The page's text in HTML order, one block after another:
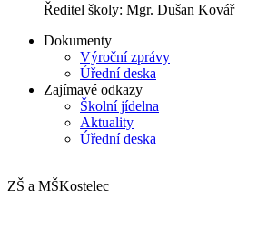
Ředitel školy: Mgr. Dušan Kovář
Dokumenty
Výroční zprávy
Úřední deska
Zajímavé odkazy
Školní jídelna
Aktuality
Úřední deska
ZŠ a MŠKostelec